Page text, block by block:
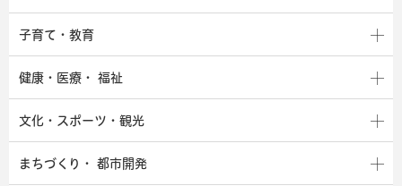
子育て・教育
健康・医療・ 福祉
文化・スポーツ・観光
まちづくり・ 都市開発